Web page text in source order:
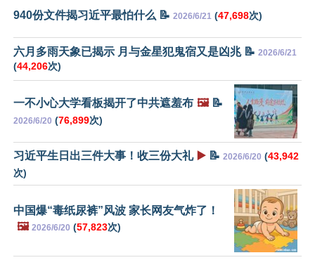
940份文件揭习近平最怕什么 📝 2026/6/21 (47,698次)
六月多雨天象已揭示 月与金星犯鬼宿又是凶兆 📝 2026/6/21
(44,206次)
一不小心大学看板揭开了中共遮羞布 🖼️📝
2026/6/20 (76,899次)
习近平生日出三件大事！收三份大礼 ▶️ 📝 2026/6/20 (43,942
次)
中国爆“毒纸尿裤”风波 家长网友气炸了！
🖼️ 2026/6/20 (57,823次)